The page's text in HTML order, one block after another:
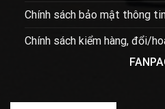
Chính sách bảo mật thông
Chính sách kiểm hàng, đổi/